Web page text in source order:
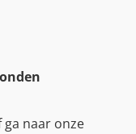
ga naar onze